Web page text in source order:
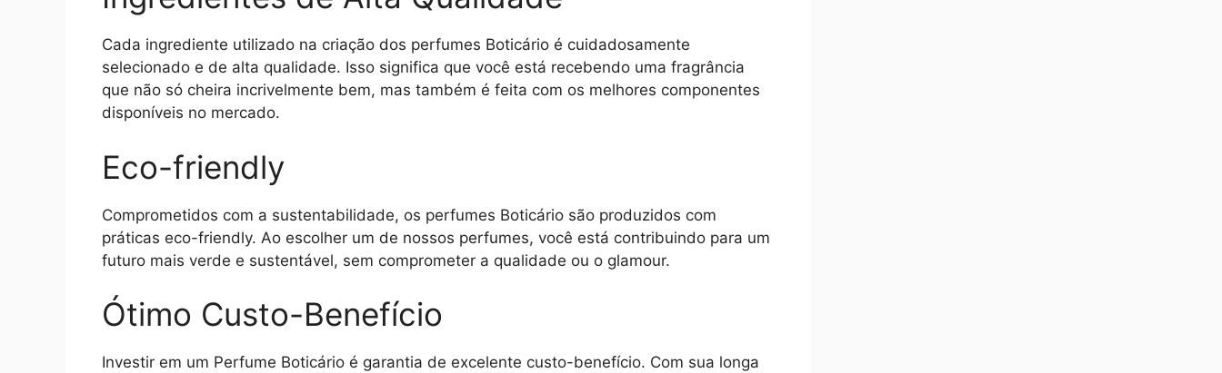
Cada ingrediente utilizado na criação dos perfumes Boticário é cuidadosamente
selecionado e de alta qualidade. Isso significa que você está recebendo uma fragrância
que não só cheira incrivelmente bem, mas também é feita com os melhores componentes
disponíveis no mercado.
Eco-friendly
Comprometidos com a sustentabilidade, os perfumes Boticário são produzidos com
práticas eco-friendly. Ao escolher um de nossos perfumes, você está contribuindo para um
futuro mais verde e sustentável, sem comprometer a qualidade ou o glamour.
Ótimo Custo-Benefício
Investir em um Perfume Boticário é garantia de excelente custo-benefício. Com sua longa